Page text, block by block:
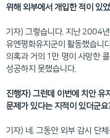
위해 외부에서 개입한 적이 있
기자) 그렇습니다. 지난 2004
유엔평화유지군이 활동했습니
의혹과 거의 1만 명이 사망한
성공하지 못했습니다.
진행자) 그런데 이번에 치안 유
문제가 있다는 지적이 있더군요
기자) 네. 그동안 외부 감시 단